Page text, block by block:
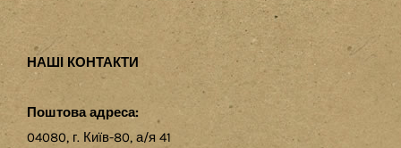
НАШІ КОНТАКТИ
Поштова адреса:
04080, г. Київ-80, а/я 41